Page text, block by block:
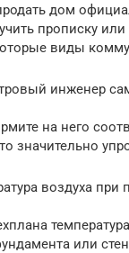
дом
прописку
виды
инженер
на него
значительно
воздуха при
или